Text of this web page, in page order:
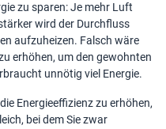
zu sparen: Je mehr Luft
wird der Durchfluss
aufzuheizen. Falsch wäre
erhöhen, um den gewohnten
unnötig viel Energie.
Energieeffizienz zu erhöhen,
bei dem Sie zwar